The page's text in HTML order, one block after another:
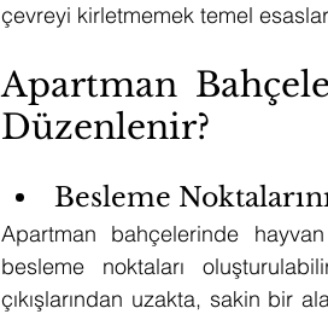
çevreyi kirletmemek temel
Apartman
Düzenlenir?
Besleme
Apartman bahçelerinde
besleme noktaları
çıkışlarından uzakta, sakin bir